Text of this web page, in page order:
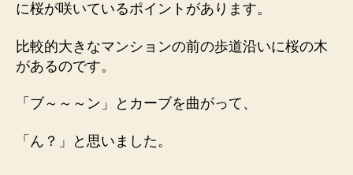
に桜が咲いているポイントがあります。
比較的大きなマンションの前の歩道沿いに桜の木
があるのです。
「ブ～～～ン」とカーブを曲がって、
「ん？」と思いました。